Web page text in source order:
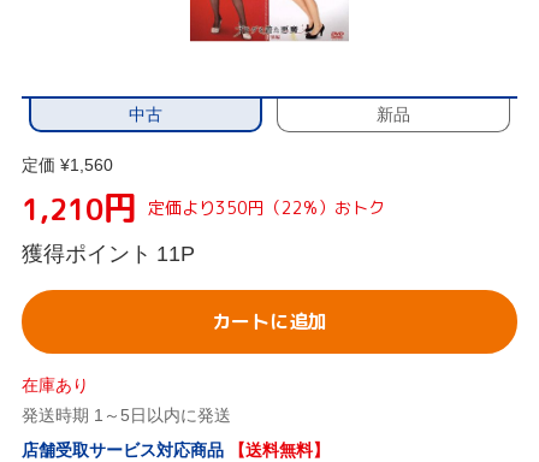
中古 新品
定価 ¥1,560
1,210円 定価より350円（22%）おトク
獲得ポイント 11P
カートに追加
在庫あり
発送時期 1～5日以内に発送
店舗受取サービス対応商品
【送料無料】